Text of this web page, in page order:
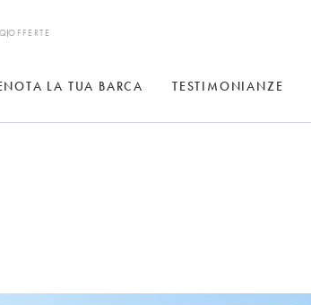
OFFERTE
LA TUA BARCA TESTIMONIANZE